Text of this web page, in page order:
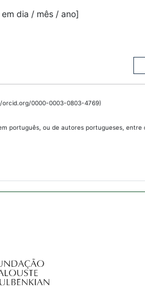
dia / mês / ano]
orcid.org/0000-0003-0803-4769)
português, ou de autores portugueses, entre